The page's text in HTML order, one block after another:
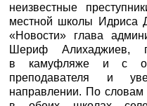
неизвестные
местной школы Идриса
«Новости» глава
Шериф Алихаджиев,
в камуфляже и с
преподавателя и
направлении. По словам